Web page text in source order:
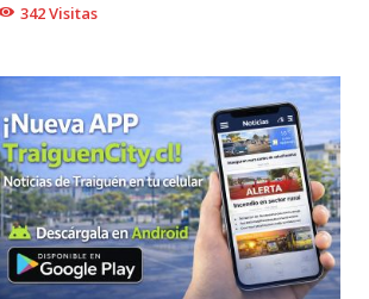
342Visitas